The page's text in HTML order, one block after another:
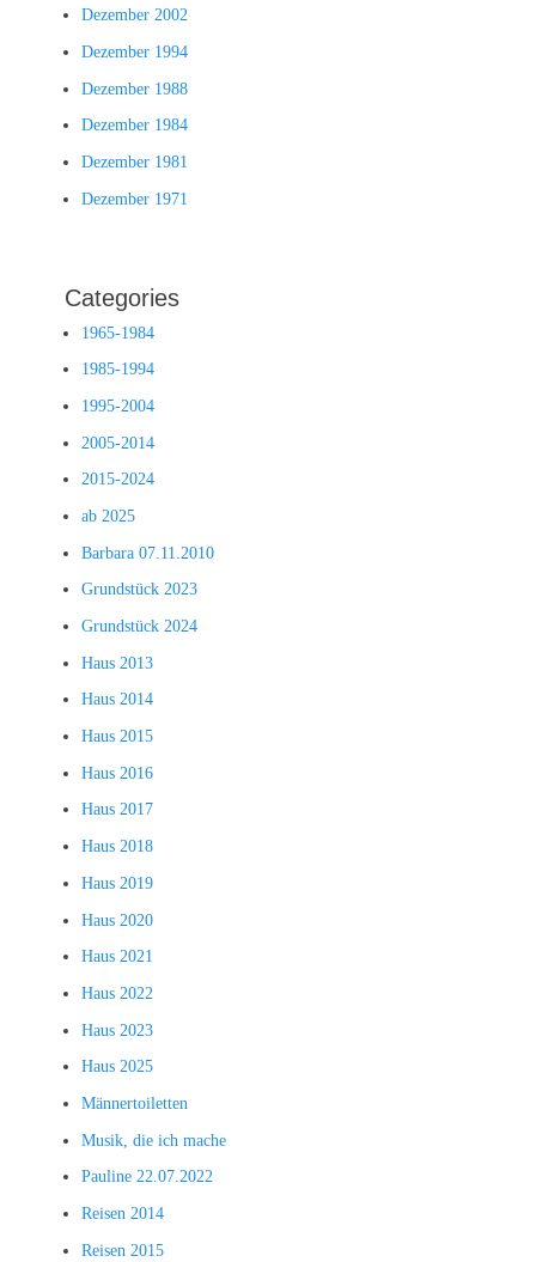
Dezember 2002
Dezember 1994
Dezember 1988
Dezember 1984
Dezember 1981
Dezember 1971
Categories
1965-1984
1985-1994
1995-2004
2005-2014
2015-2024
ab 2025
Barbara 07.11.2010
Grundstück 2023
Grundstück 2024
Haus 2013
Haus 2014
Haus 2015
Haus 2016
Haus 2017
Haus 2018
Haus 2019
Haus 2020
Haus 2021
Haus 2022
Haus 2023
Haus 2025
Männertoiletten
Musik, die ich mache
Pauline 22.07.2022
Reisen 2014
Reisen 2015